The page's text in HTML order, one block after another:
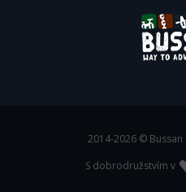
2014-2026 ©
S dobrodružstvím v